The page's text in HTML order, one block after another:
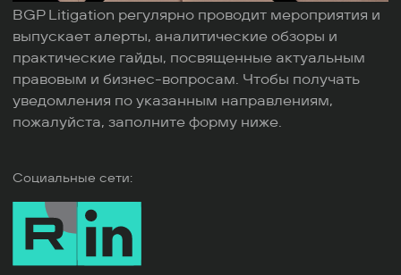
BGP Litigation регулярно проводит мероприятия и
выпускает алерты, аналитические обзоры и
практические гайды, посвященные актуальным
правовым и бизнес-вопросам. Чтобы получать
уведомления по указанным направлениям,
пожалуйста, заполните форму ниже.
Социальные сети: